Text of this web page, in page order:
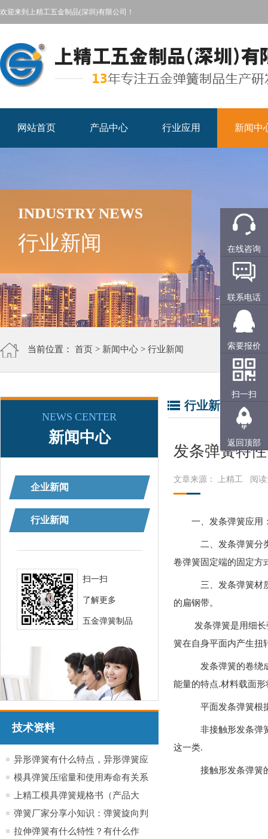
欢迎来到上精工五金制品(深圳)有限公司！
网站首页 产品中心 行业应用 新闻中
INDUSTRY NEWS
行业新闻
当前位置： 首页 > 新闻中心 > 行业新闻
NEWS CENTER
新闻中心
企业新闻
行业新闻
扫一扫
了解更多
五金弹簧制品
技术资料
异形弹簧有什么特点，异形弹簧应
用于哪些行业产品
模具弹簧压缩量和使用寿命有关系
吗？
上精工模具弹簧规格书（产品大
全）
弹簧厂家分享小知识：弹簧旋向判
定方法小知识
拉伸弹簧有什么特性？有什么作
行业新闻
发条弹簧特性
文章来源： 上精工 阅
一、发条弹簧应用
二、发条弹簧分
卷弹簧固定端的固定
三、发条弹簧材
的扁钢带。
发条弹簧是用细
簧在自身平面内产生扭
发条弹簧的卷绕
能量的特点.材料载面
平面发条弹簧根
非接触形发条弹
这一类.
接触形发条弹簧
在线咨询
联系电话
索要报价
扫一扫
返回顶部